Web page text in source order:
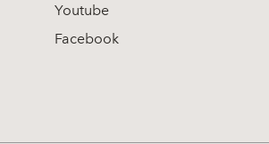
Youtube
Facebook